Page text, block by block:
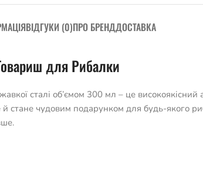
ВІДГУКИ (0)ПРО БРЕНДДОСТАВКА
для Рибалки
сталі об’ємом 300 мл – це високоякісний
стане чудовим подарунком для будь-якого